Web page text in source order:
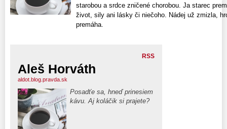
starobou a srdce zničené chorobou. Ja starec
život, sily ani lásky či niečoho. Nádej už zmizla,
premáha.
RSS
Aleš Horváth
aldot.blog.pravda.sk
Posadťe sa, hneď prinesiem
kávu. Aj koláčik si prajete?